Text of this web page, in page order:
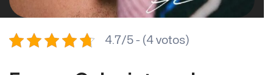
4.7/5 - (4 votos)